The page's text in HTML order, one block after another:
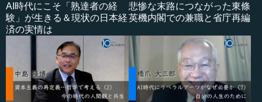
AI時代にこそ「熟達者の経
験」が生きる＆現状の日本経
済の実情は
悲惨な末路につながった東條
英機内閣での兼職と省庁再編